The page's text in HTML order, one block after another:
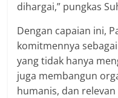
dihargai,” pungkas
Dengan capaian ini,
komitmennya
yang tidak hanya
juga membangun
humanis, dan